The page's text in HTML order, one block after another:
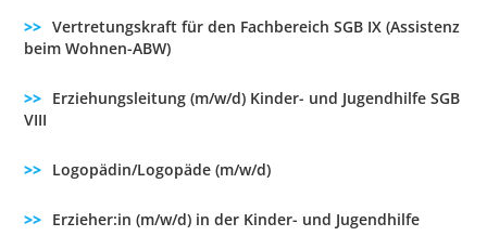
Vertretungskraft für den Fachbereich SGB IX (Assistenz
beim Wohnen-ABW)
Erziehungsleitung (m/w/d) Kinder- und Jugendhilfe SGB
VIII
Logopädin/Logopäde (m/w/d)
Erzieher:in (m/w/d) in der Kinder- und Jugendhilfe